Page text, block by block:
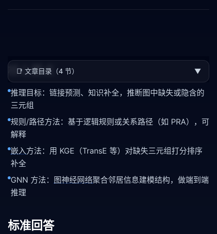
📑 文章目录（4 节） ▼
核心要点
推理目标：链接预测、知识补全，推断图中缺失或隐含的
三元组
规则/路径方法：基于逻辑规则或关系路径（如 PRA），可
解释
嵌入方法：用 KGE（TransE 等）对缺失三元组打分排序
补全
GNN 方法： 图神经网络聚合邻居信息建模结构，做端到端
推理
标准回答